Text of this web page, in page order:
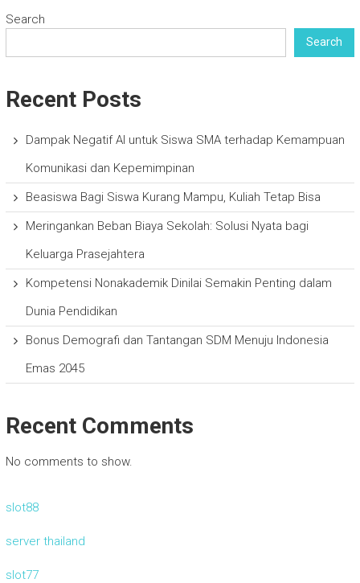
Search
Search
Recent Posts
Dampak Negatif AI untuk Siswa SMA terhadap Kemampuan
Komunikasi dan Kepemimpinan
Beasiswa Bagi Siswa Kurang Mampu, Kuliah Tetap Bisa
Meringankan Beban Biaya Sekolah: Solusi Nyata bagi
Keluarga Prasejahtera
Kompetensi Nonakademik Dinilai Semakin Penting dalam
Dunia Pendidikan
Bonus Demografi dan Tantangan SDM Menuju Indonesia
Emas 2045
Recent Comments
No comments to show.
slot88
server thailand
slot77